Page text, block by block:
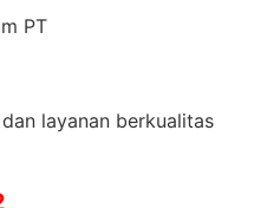
layanan berkualitas